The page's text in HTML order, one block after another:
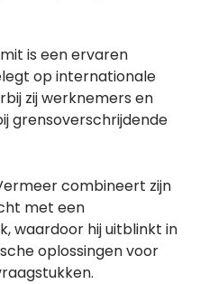
is een ervaren
op internationale
zij werknemers en
grensoverschrijdende
combineert zijn
met een
waardoor hij uitblinkt in
oplossingen voor